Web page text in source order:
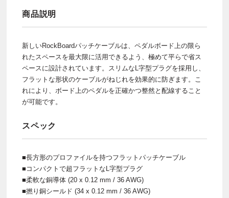
商品説明
新しいRockBoardパッチケーブルは、ペダルボード上の限ら
れたスペースを最大限に活用できるよう、極めて平らで省ス
ペースに設計されています。スリムなL字型プラグを採用し、
フラットな形状のケーブルがねじれを効果的に防ぎます。こ
れにより、ボード上のペダルを正確かつ整然と配線すること
が可能です。
スペック
■長方形のプロファイルを持つフラットパッチケーブル
■コンパクトで超フラットなL字型プラグ
■柔軟な銅導体 (20 x 0.12 mm / 36 AWG)
■撚り銅シールド (34 x 0.12 mm / 36 AWG)